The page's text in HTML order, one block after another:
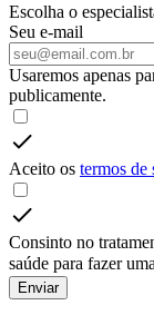
Escolha o
Seu e-mail
Usaremos apenas
publicamente.
Aceito os termos de
Consinto no
saúde para fazer
Enviar